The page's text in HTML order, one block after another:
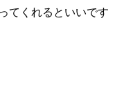
てくれるといいです